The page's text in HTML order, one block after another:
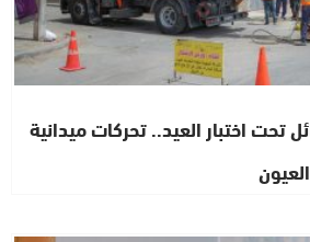
تحت اختبار العيد.. تحركات ميدانية